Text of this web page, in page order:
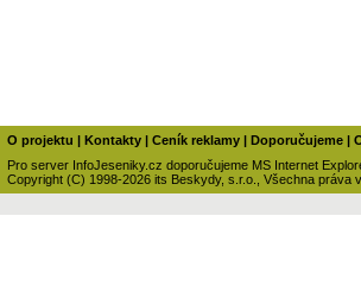
O projektu | Kontakty | Ceník reklamy | Doporučujeme |
Pro server InfoJeseniky.cz doporučujeme MS Internet
Copyright (C) 1998-2026 its Beskydy, s.r.o., Všechna